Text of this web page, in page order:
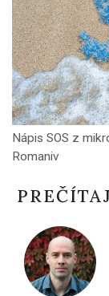
Nápis SOS z
Romaniv